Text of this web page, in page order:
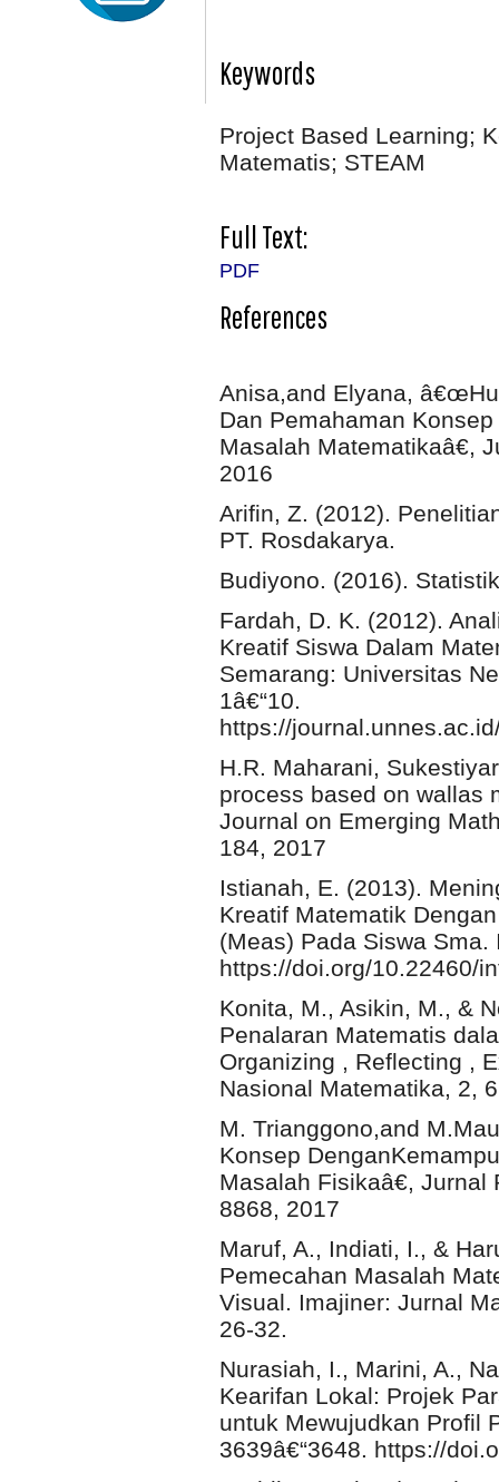
Keywords
Project Based Learning;
Matematis; STEAM
Full Text:
PDF
References
Anisa,and Elyana,
Dan Pemahaman
Masalah Matematikaâ€,
2016
Arifin, Z. (2012).
PT. Rosdakarya.
Budiyono. (2016).
Fardah, D. K. (2012).
Kreatif Siswa Dalam
Semarang: Universitas
1â€“10.
https://
H.R. Maharani,
process based on wallas
Journal on Emerging
184, 2017
Istianah, E. (2013).
Kreatif Matematik
(Meas) Pada Siswa
https://doi.org/10.22460/
Konita, M., Asikin, M., &
Penalaran Matematis
Organizing , Reflecting ,
Nasional Matematika, 2,
M. Trianggono,and
Konsep
Masalah Fisikaâ€, Jurnal
8868, 2017
Maruf, A., Indiati, I., &
Pemecahan Masalah
Visual. Imajiner: Jurnal
26-32.
Nurasiah, I., Marini, A.,
Kearifan Lokal: Projek
untuk Mewujudkan Profil
3639â€“3648. https://